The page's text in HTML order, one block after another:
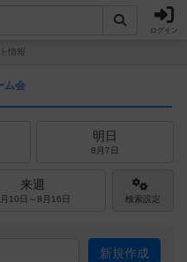
ログイン
情報
ム会
明日
8月7日
来週
10日～8月16日 検索設定
新規作成